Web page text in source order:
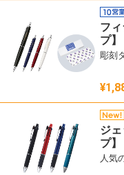
フ
プ】
彫刻
ジ
プ】
人気